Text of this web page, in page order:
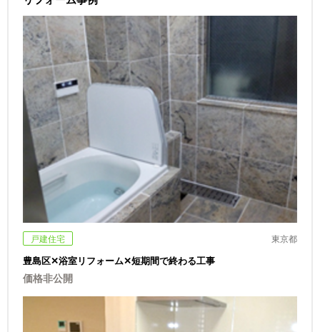
戸建住宅 東京都
豊島区✕浴室リフォーム✕短期間で終わる工事
価格非公開